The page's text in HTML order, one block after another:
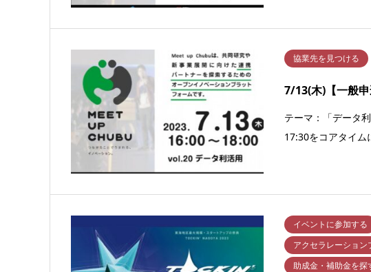
協業先を見つける
7/13(木)【一般
テーマ：「データ
17:30をコアタイ
イベントに参加する
アクセラレーショ
助成金・補助金を探